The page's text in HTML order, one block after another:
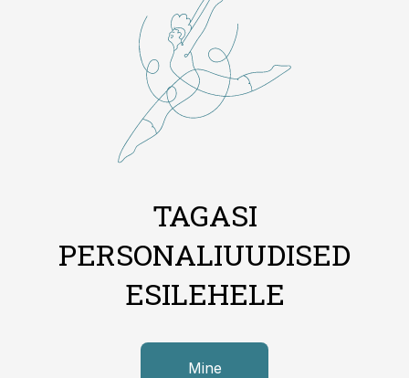
TAGASI
PERSONALIUUDISED
ESILEHELE
Mine